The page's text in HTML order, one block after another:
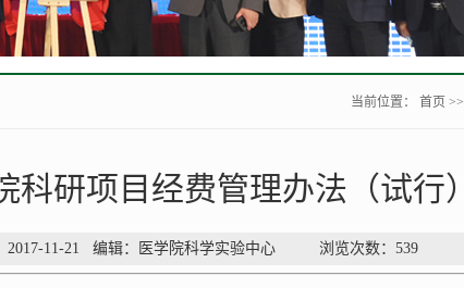
当前位置： 首页 >>
科研项目经费管理办法（试行）
2017-11-21 编辑：医学院科学实验中心 浏览次数： 539